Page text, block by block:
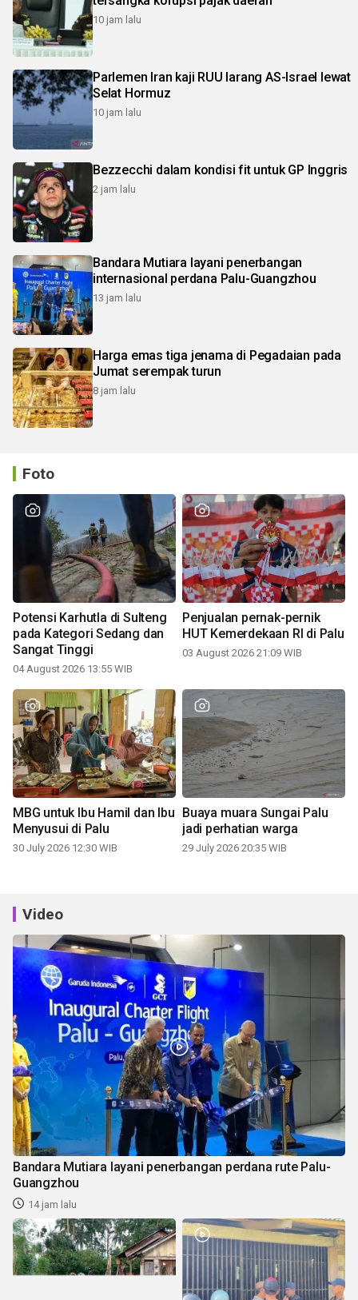
10 jam lalu
Parlemen Iran kaji RUU larang AS-Israel lewat
Selat Hormuz
10 jam lalu
Bezzecchi dalam kondisi fit untuk GP Inggris
2 jam lalu
Bandara Mutiara layani penerbangan
internasional perdana Palu-Guangzhou
13 jam lalu
Harga emas tiga jenama di Pegadaian pada
Jumat serempak turun
8 jam lalu
Foto
Potensi Karhutla di Sulteng
pada Kategori Sedang dan
Sangat Tinggi
04 August 2026 13:55 WIB
Penjualan pernak-pernik
HUT Kemerdekaan RI di Palu
03 August 2026 21:09 WIB
MBG untuk Ibu Hamil dan Ibu
Menyusui di Palu
30 July 2026 12:30 WIB
Buaya muara Sungai Palu
jadi perhatian warga
29 July 2026 20:35 WIB
Video
Bandara Mutiara layani penerbangan perdana rute Palu-
Guangzhou
14 jam lalu